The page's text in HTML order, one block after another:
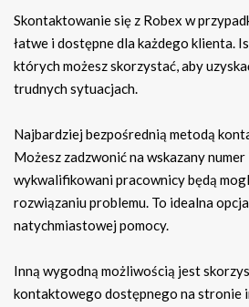
Skontaktowanie się z Robex w
łatwe i dostępne dla każdego klienta.
których możesz skorzystać, aby
trudnych sytuacjach.
Najbardziej bezpośrednią metodą
Możesz zadzwonić na wskazany
wykwalifikowani pracownicy będą
rozwiązaniu problemu. To idealna
natychmiastowej pomocy.
Inną wygodną możliwością jest
kontaktowego dostępnego na stronie